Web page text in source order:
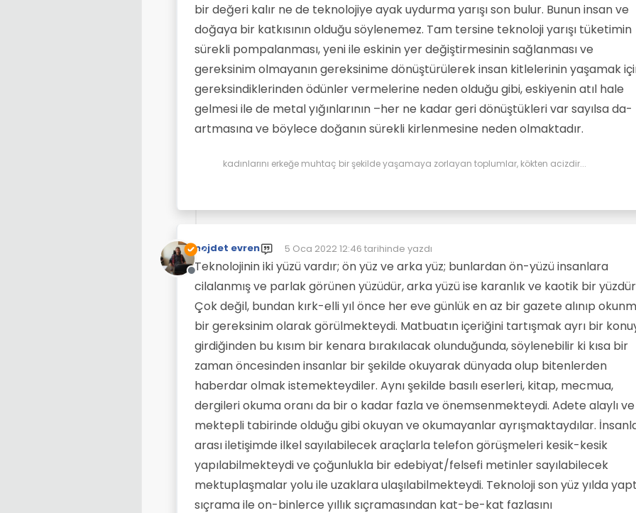
bir değeri kalır ne de teknolojiye ayak uydurma yarışı son bulur. Bunun insan ve
doğaya bir katkısının olduğu söylenemez. Tam tersine teknoloji yarışı tüketimin
sürekli pompalanması, yeni ile eskinin yer değiştirmesinin sağlanması ve
gereksinim olmayanın gereksinime dönüştürülerek insan kitlelerinin yaşamak
gereksindiklerinden ödünler vermelerine neden olduğu gibi, eskiyenin atıl hale
gelmesi ile de metal yığınlarının –her ne kadar geri dönüştükleri var sayılsa da-
artmasına ve böylece doğanın sürekli kirlenmesine neden olmaktadır.
kadınlarını erkeğe muhtaç bir şekilde yaşamaya zorlayan toplumlar, kökten acizdir...
Çevrimdışı
nejdet evren 5 Oca 2022 12:46 tarihinde yazdı
Son düzenleyen:
Teknolojinin iki yüzü vardır; ön yüz ve arka yüz; bunlardan ön-yüzü insanlara
cilalanmış ve parlak görünen yüzüdür, arka yüzü ise karanlık ve kaotik bir
Çok değil, bundan kırk-elli yıl önce her eve günlük en az bir gazete alınıp
bir gereksinim olarak görülmekteydi. Matbuatın içeriğini tartışmak ayrı bir
girdiğinden bu kısım bir kenara bırakılacak olunduğunda, söylenebilir ki kısa bir
zaman öncesinden insanlar bir şekilde okuyarak dünyada olup bitenlerden
haberdar olmak istemekteydiler. Aynı şekilde basılı eserleri, kitap, mecmua,
dergileri okuma oranı da bir o kadar fazla ve önemsenmekteydi. Adete alaylı ve
mektepli tabirinde olduğu gibi okuyan ve okumayanlar ayrışmaktaydılar.
arası iletişimde ilkel sayılabilecek araçlarla telefon görüşmeleri kesik-kesik
yapılabilmekteydi ve çoğunlukla bir edebiyat/felsefi metinler sayılabilecek
mektuplaşmalar yolu ile uzaklara ulaşılabilmekteydi. Teknoloji son yüz yılda
sıçrama ile on-binlerce yıllık sıçramasından kat-be-kat fazlasını